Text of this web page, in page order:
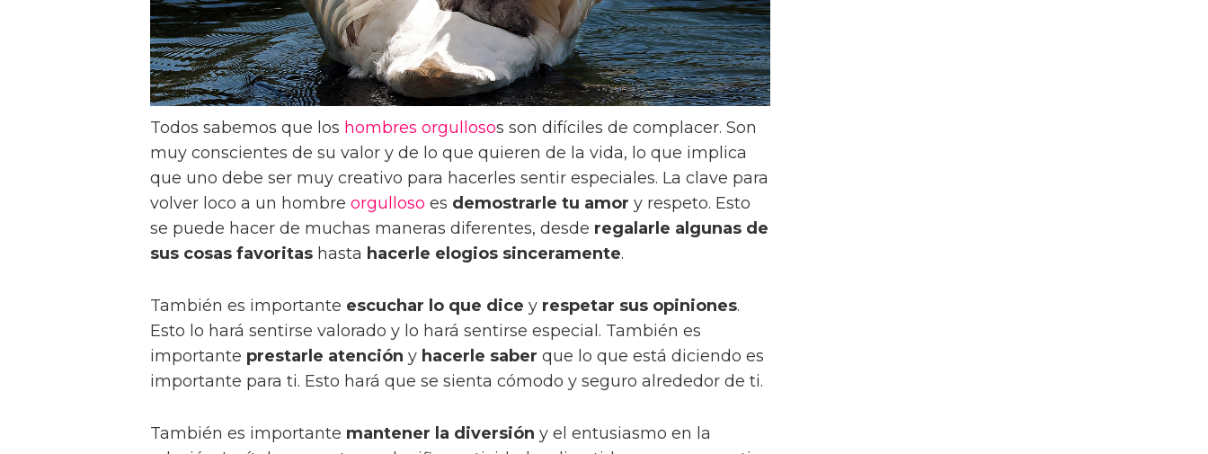
Todos sabemos que los hombres orgullosos son difíciles de complacer. Son
muy conscientes de su valor y de lo que quieren de la vida, lo que implica
que uno debe ser muy creativo para hacerles sentir especiales. La clave para
volver loco a un hombre orgulloso es demostrarle tu amor y respeto. Esto
se puede hacer de muchas maneras diferentes, desde regalarle algunas de
sus cosas favoritas hasta hacerle elogios sinceramente.
También es importante escuchar lo que dice y respetar sus opiniones.
Esto lo hará sentirse valorado y lo hará sentirse especial. También es
importante prestarle atención y hacerle saber que lo que está diciendo es
importante para ti. Esto hará que se sienta cómodo y seguro alrededor de ti.
También es importante mantener la diversión y el entusiasmo en la